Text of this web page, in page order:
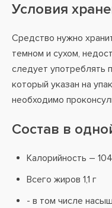
Условия
Средство нужно
темном и сухом,
следует употреблять
который указан на
необходимо
Состав в
Калорийность –
Всего жиров 1,1 г
- в том числе